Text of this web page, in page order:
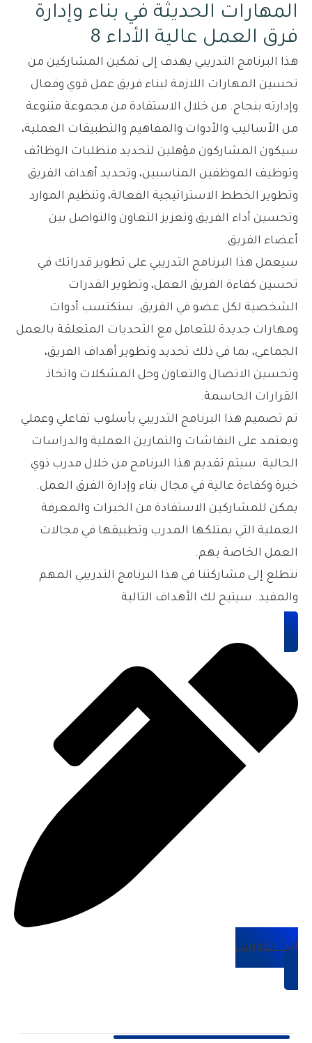
المهارات الحديثة في بناء وإدارة
فرق العمل عالية الأداء 8
هذا البرنامج التدريبي يهدف إلى تمكين المشاركين من
تحسين المهارات اللازمة لبناء فريق عمل قوي وفعال
وإدارته بنجاح. من خلال الاستفادة من مجموعة متنوعة
من الأساليب والأدوات والمفاهيم والتطبيقات العملية،
سيكون المشاركون مؤهلين لتحديد متطلبات الوظائف
وتوظيف الموظفين المناسبين، وتحديد أهداف الفريق
وتطوير الخطط الاستراتيجية الفعالة، وتنظيم الموارد
وتحسين أداء الفريق وتعزيز التعاون والتواصل بين
أعضاء الفريق.
سيعمل هذا البرنامج التدريبي على تطوير قدراتك في
تحسين كفاءة الفريق العمل، وتطوير القدرات
الشخصية لكل عضو في الفريق. ستكتسب أدوات
ومهارات جديدة للتعامل مع التحديات المتعلقة بالعمل
الجماعي، بما في ذلك تحديد وتطوير أهداف الفريق،
وتحسين الاتصال والتعاون وحل المشكلات واتخاذ
القرارات الحاسمة.
تم تصميم هذا البرنامج التدريبي بأسلوب تفاعلي وعملي
ويعتمد على النقاشات والتمارين العملية والدراسات
الحالية. سيتم تقديم هذا البرنامج من خلال مدرب ذوي
خبرة وكفاءة عالية في مجال بناء وإدارة الفرق العمل.
يمكن للمشاركين الاستفادة من الخبرات والمعرفة
العملية التي يمتلكها المدرب وتطبيقها في مجالات
العمل الخاصة بهم.
نتطلع إلى مشاركتنا في هذا البرنامج التدريبي المهم
والمفيد. سيتيح لك الأهداف التالية
ابدأ الكورس